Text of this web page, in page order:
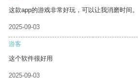
这款app的游戏非常好玩，可以让我消磨时间。
2025-09-03
游客
这个软件很好用
2025-09-03